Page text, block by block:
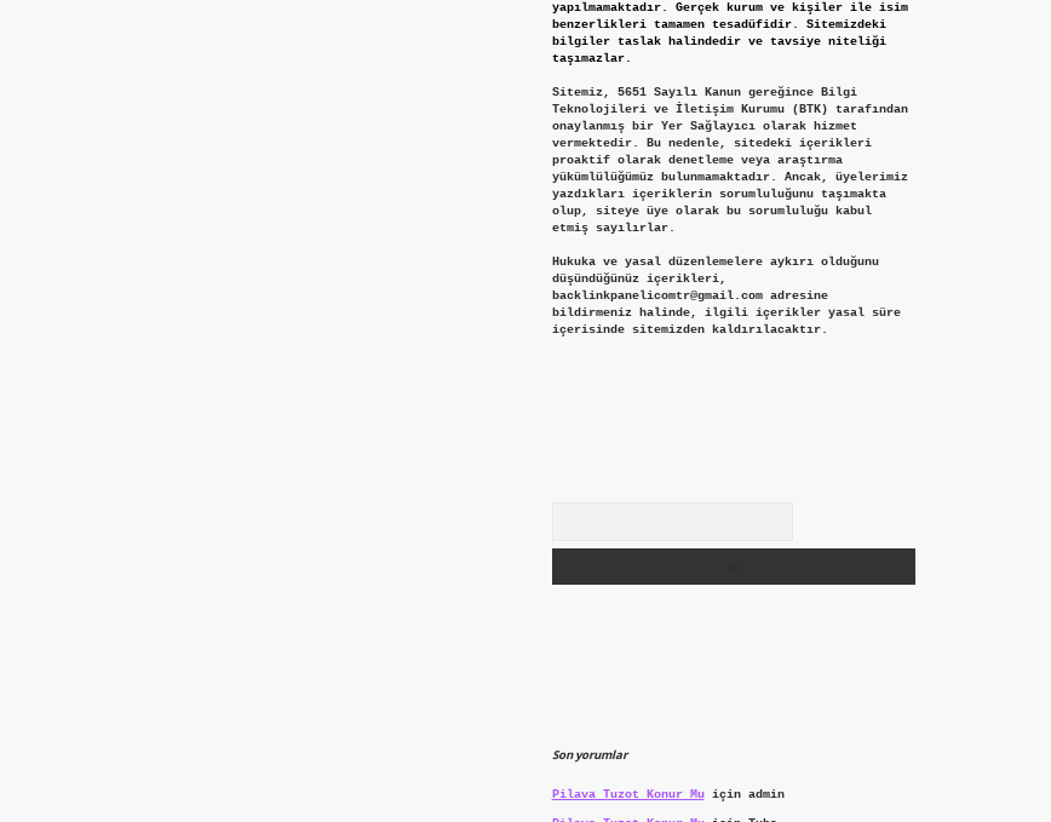
yapılmamaktadır. Gerçek kurum ve kişiler ile isim
benzerlikleri tamamen tesadüfidir. Sitemizdeki
bilgiler taslak halindedir ve tavsiye niteliği
taşımazlar.
Sitemiz, 5651 Sayılı Kanun gereğince Bilgi
Teknolojileri ve İletişim Kurumu (BTK) tarafından
onaylanmış bir Yer Sağlayıcı olarak hizmet
vermektedir. Bu nedenle, sitedeki içerikleri
proaktif olarak denetleme veya araştırma
yükümlülüğümüz bulunmamaktadır. Ancak, üyelerimiz
yazdıkları içeriklerin sorumluluğunu taşımakta
olup, siteye üye olarak bu sorumluluğu kabul
etmiş sayılırlar.
Hukuka ve yasal düzenlemelere aykırı olduğunu
düşündüğünüz içerikleri,
backlinkpanelicomtr@gmail.comadresine
bildirmeniz halinde, ilgili içerikler yasal süre
içerisinde sitemizden kaldırılacaktır.
Son yorumlar
Pilava Tuzot Konur Muiçin admin